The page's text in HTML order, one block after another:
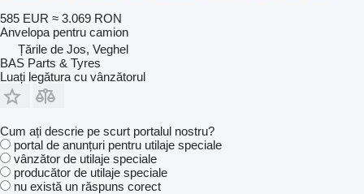
585 EUR ≈ 3.069 RON
Anvelopa pentru camion
Țările de Jos, Veghel
BAS Parts & Tyres
Luați legătura cu vânzătorul
Cum ați descrie pe scurt portalul nostru?
portal de anunțuri pentru utilaje speciale
vânzător de utilaje speciale
producător de utilaje speciale
nu există un răspuns corect